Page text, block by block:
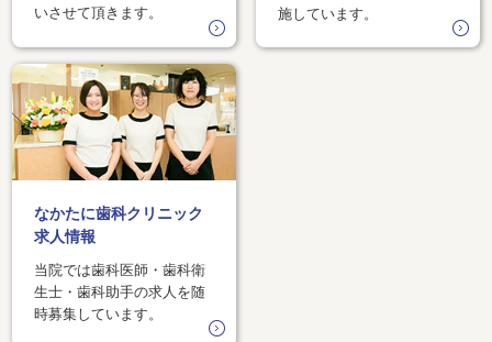
いさせて頂きます。
施しています。
なかたに歯科クリニック
求人情報
当院では歯科医師・歯科衛
生士・歯科助手の求人を随
時募集しています。